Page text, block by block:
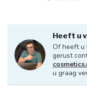
Heeft u
Of heeft u
gerust
u graag